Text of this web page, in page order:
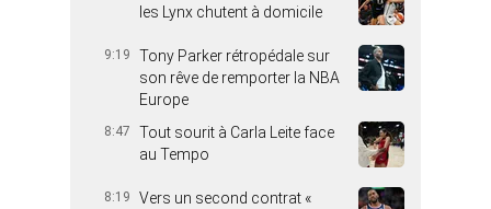
les Lynx chutent à domicile
9:19
Tony Parker rétropédale sur
son rêve de remporter la NBA
Europe
8:47
Tout sourit à Carla Leite face
au Tempo
8:19
Vers un second contrat «